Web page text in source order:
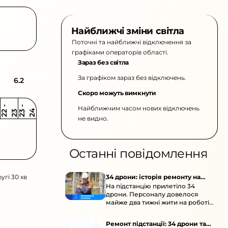
6.2
2 2
-
2 3 2 3
-
2 4
30 хв
Найближчі зміни світла
Поточні та найближчі відключення за
графіками операторів області.
Зараз без світла
За графіком зараз без відключень.
Скоро можуть вимкнути
Найближчим часом нових відключень
не видно.
Останні повідомлення
34 дрони: історія ремонту на
підстанції
На підстанцію прилетіло 34
дрони. Персоналу довелося
майже два тижні жити на роботі
Ремонт підстанції: 34 дрони та